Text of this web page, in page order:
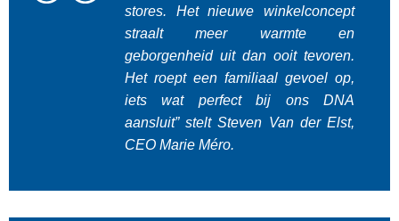
stores. Het nieuwe winkelconcept
straalt meer warmte en
geborgenheid uit dan ooit tevoren.
Het roept een familiaal gevoel op,
iets wat perfect bij ons DNA
aansluit” stelt Steven Van der Elst,
CEO Marie Méro.